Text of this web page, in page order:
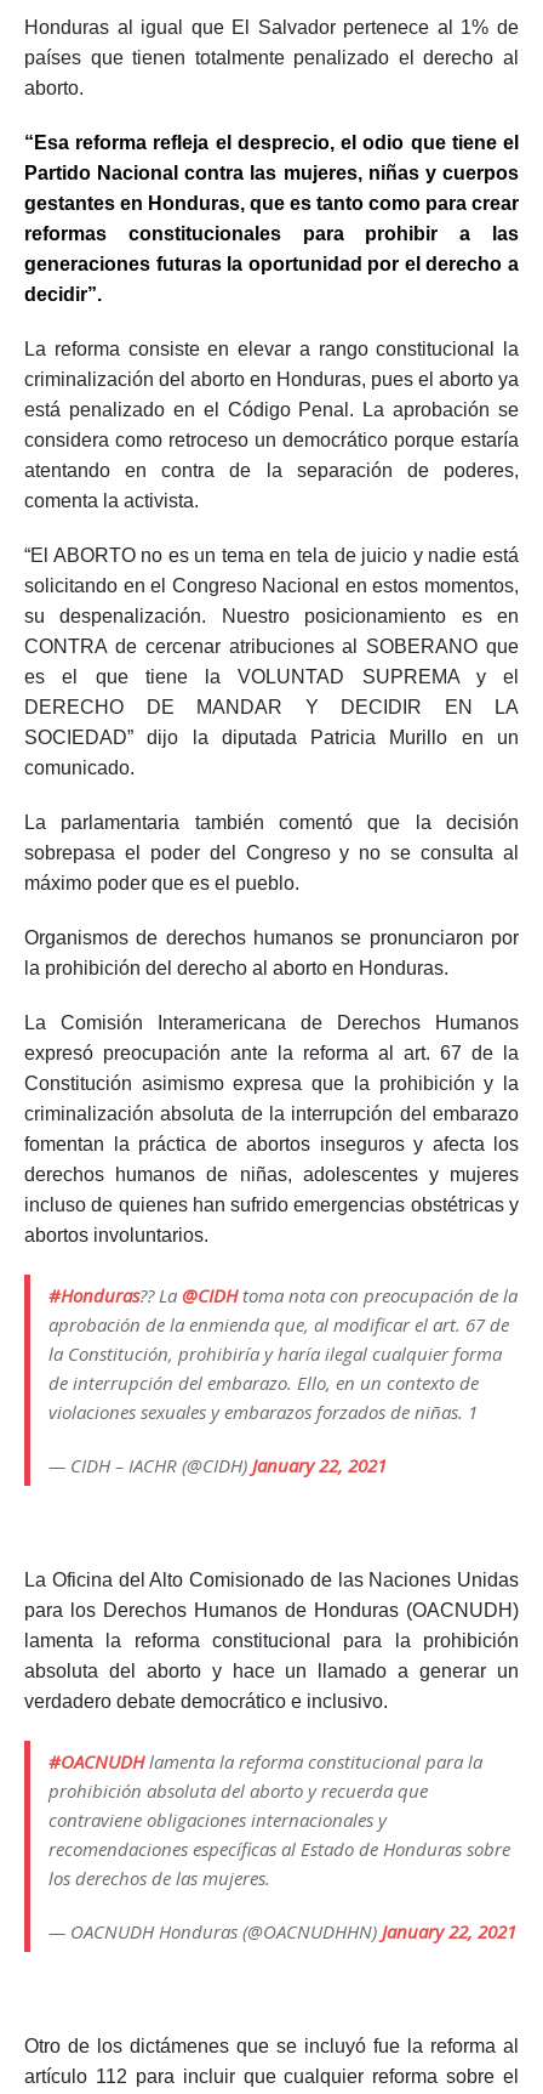
Honduras al igual que El Salvador pertenece al 1% de
países que tienen totalmente penalizado el derecho al
aborto.
“Esa reforma refleja el desprecio, el odio que tiene el
Partido Nacional contra las mujeres, niñas y cuerpos
gestantes en Honduras, que es tanto como para crear
reformas constitucionales para prohibir a las
generaciones futuras la oportunidad por el derecho a
decidir”.
La reforma consiste en elevar a rango constitucional la
criminalización del aborto en Honduras, pues el aborto ya
está penalizado en el Código Penal. La aprobación se
considera como retroceso un democrático porque estaría
atentando en contra de la separación de poderes,
comenta la activista.
“El ABORTO no es un tema en tela de juicio y nadie está
solicitando en el Congreso Nacional en estos momentos,
su despenalización. Nuestro posicionamiento es en
CONTRA de cercenar atribuciones al SOBERANO que
es el que tiene la VOLUNTAD SUPREMA y el
DERECHO DE MANDAR Y DECIDIR EN LA
SOCIEDAD” dijo la diputada Patricia Murillo en un
comunicado.
La parlamentaria también comentó que la decisión
sobrepasa el poder del Congreso y no se consulta al
máximo poder que es el pueblo.
Organismos de derechos humanos se pronunciaron por
la prohibición del derecho al aborto en Honduras.
La Comisión Interamericana de Derechos Humanos
expresó preocupación ante la reforma al art. 67 de la
Constitución asimismo expresa que l a prohibición y la
criminalización absoluta de la interrupción del embarazo
fomentan la práctica de abortos inseguros y afecta los
derechos humanos de niñas, adolescentes y mujeres
incluso de quienes han sufrido emergencias obstétricas y
abortos involuntarios.
#Honduras?? La @CIDHtoma nota con preocupación de la
aprobación de la enmienda que, al modificar el art. 67 de
la Constitución, prohibiría y haría ilegal cualquier forma
de interrupción del embarazo. Ello, en un contexto de
violaciones sexuales y embarazos forzados de niñas. 1
— CIDH – IACHR (@CIDH) January 22, 2021
La Oficina del Alto Comisionado de las Naciones Unidas
para los Derechos Humanos de Honduras (OACNUDH)
lamenta la reforma constitucional para la prohibición
absoluta del aborto y hace un llamado a generar un
verdadero debate democrático e inclusivo.
#OACNUDHlamenta la reforma constitucional para la
prohibición absoluta del aborto y recuerda que
contraviene obligaciones internacionales y
recomendaciones específicas al Estado de Honduras sobre
los derechos de las mujeres.
— OACNUDH Honduras (@OACNUDHHN) January 22, 2021
Otro de los dictámenes que se incluyó fue la reforma al
artículo 112 para incluir que cualquier reforma sobre el